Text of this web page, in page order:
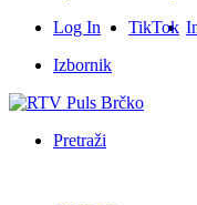
TikTok
Log In
Izbornik
Pretraži